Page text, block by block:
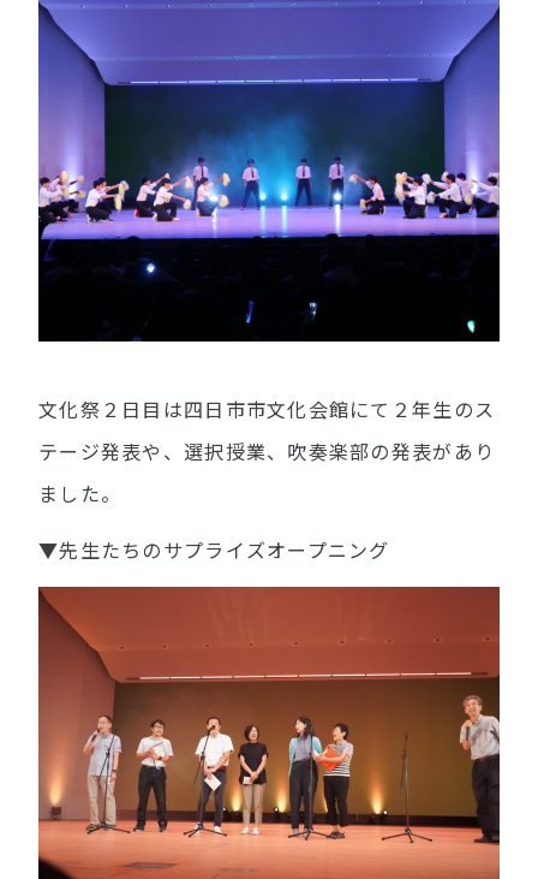
文化祭２日目は四日市市文化会館にて２年生のス
テージ発表や、選択授業、吹奏楽部の発表があり
ました。
▼先生たちのサプライズオープニング